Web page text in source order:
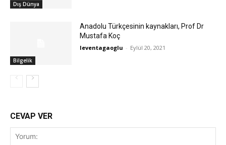
Dış Dünya
Bilgelik
Anadolu Türkçesinin kaynakları, Prof Dr
Mustafa Koç
leventagaoglu - Eylül 20, 2021
CEVAP VER